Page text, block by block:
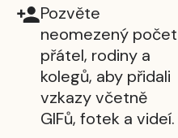
Pozvěte
neomezený počet
přátel, rodiny a
kolegů, aby přidali
vzkazy včetně
GIFů, fotek a videí.